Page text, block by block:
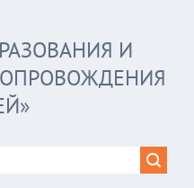
И